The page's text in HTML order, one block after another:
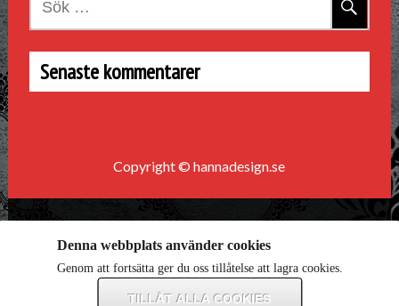
Senaste kommentarer
Copyright © hannadesign.se
Denna webbplats använder cookies
Genom att fortsätta ger du oss tillåtelse att lagra cookies.
TILLÅT ALLA COOKIES